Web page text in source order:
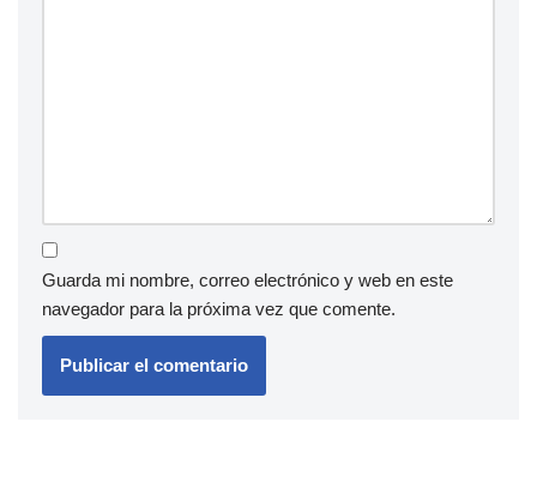
Guarda mi nombre, correo electrónico y web en este
navegador para la próxima vez que comente.